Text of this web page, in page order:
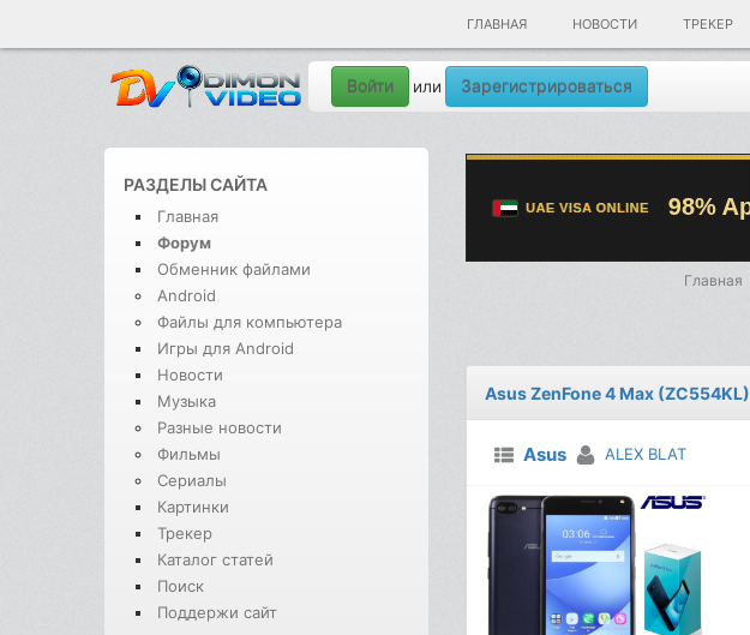
ГЛАВНАЯ НОВОСТИ ТРЕКЕР
Войти или Зарегистрироваться
РАЗДЕЛЫ САЙТА
Главная
Форум
Обменник файлами
Android
Файлы для компьютера
Игры для Android
Новости
Музыка
Разные новости
Фильмы
Сериалы
Картинки
Трекер
Каталог статей
Поиск
Поддержи сайт
Главная
Asus ZenFone 4 Max (ZC554KL)
Asus ALEX BLAT